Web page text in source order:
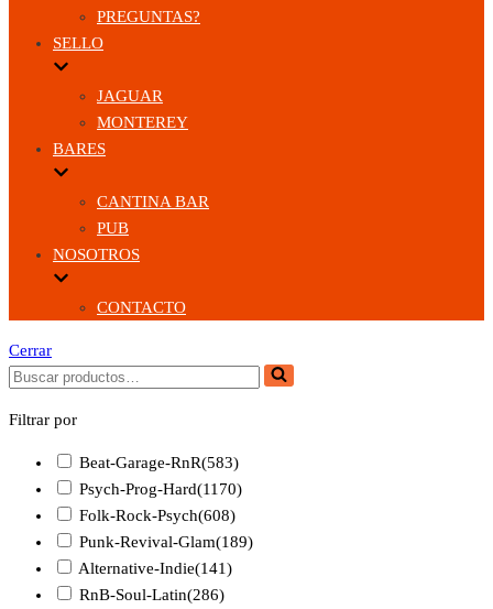
PREGUNTAS?
SELLO
JAGUAR
MONTEREY
BARES
CANTINA BAR
PUB
NOSOTROS
CONTACTO
Cerrar
Buscar...
Filtrar por
Beat-Garage-RnR(583)
Psych-Prog-Hard(1170)
Folk-Rock-Psych(608)
Punk-Revival-Glam(189)
Alternative-Indie(141)
RnB-Soul-Latin(286)